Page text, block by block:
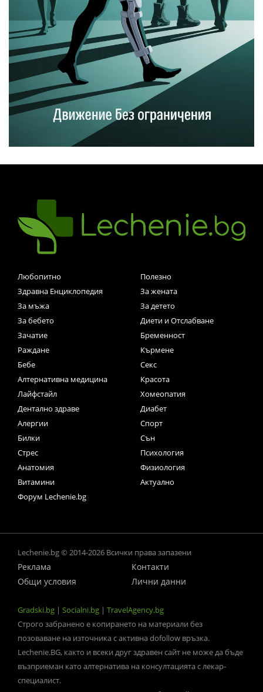
Любопитно
Полезно
Здравна Енциклопедия
За жената
За мъжа
За детето
За бебето
Диети и Отслабване
Зачатие
Бременност
Раждане
Кърмене
Бебе
Секс
Алтернативна медицина
Красота
Лайфстайл
Хомеопатия
Дентално здраве
Диабет
Алергии
Спорт
Билки
Сън
Стрес
Психология
Анатомия
Физиология
Витамини
Актуално
Форум Lechenie.bg
Lechenie.bg © 2014-2026 Всички права запазени
Реклама
Контакти
Общи условия
Лични данни
Gradski.bg | Socialni.bg | TravelAgency.bg
Строго забранено е копирането на материали без
позоваване на източника с активна dofollow връзка.
Lechenie.BG, както и всеки друг здравен сайт не може да бъде
възприеман като алтернатива на консултацията с лекар-
специалист.